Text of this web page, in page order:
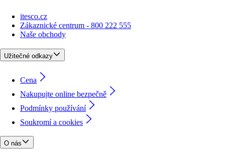
itesco.cz
Zákaznické centrum - 800 222 555
Naše obchody
Užitečné odkazy
Cena
Nakupujte online bezpečně
Podmínky používání
Soukromí a cookies
O nás